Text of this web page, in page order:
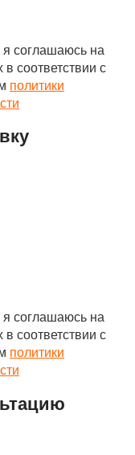
я соглашаюсь на
соответствии с
политики
я соглашаюсь на
соответствии с
политики